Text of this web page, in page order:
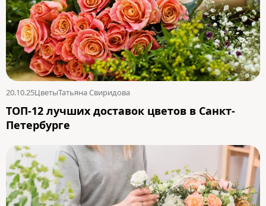
20.10.25ЦветыТатьяна Свиридова
ТОП-12 лучших доставок цветов в Санкт-
Петербурге